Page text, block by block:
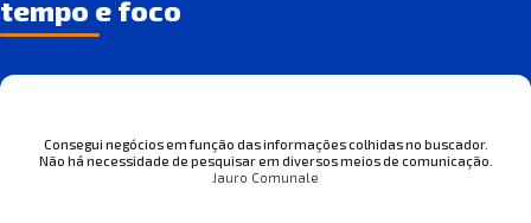
tempo e foco
Consegui negócios em função das informações colhidas no buscador.
Não há necessidade de pesquisar em diversos meios de comunicação.
Jauro Comunale